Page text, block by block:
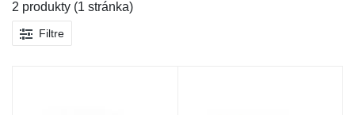
2 produkty (1 stránka)
Filtre